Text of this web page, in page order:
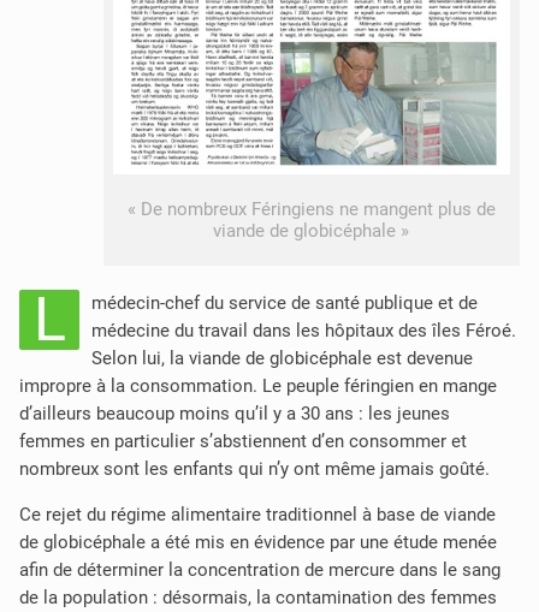
« De nombreux Féringiens ne mangent plus de
viande de globicéphale »
L
médecin-chef du service de santé publique et de
médecine du travail dans les hôpitaux des îles Féroé.
Selon lui, la viande de globicéphale est devenue
impropre à la consommation. Le peuple féringien en mange
d’ailleurs beaucoup moins qu’il y a 30 ans : les jeunes
femmes en particulier s’abstiennent d’en consommer et
nombreux sont les enfants qui n’y ont même jamais goûté.
Ce rejet du régime alimentaire traditionnel à base de viande
de globicéphale a été mis en évidence par une étude menée
afin de déterminer la concentration de mercure dans le sang
de la population : désormais, la contamination des femmes